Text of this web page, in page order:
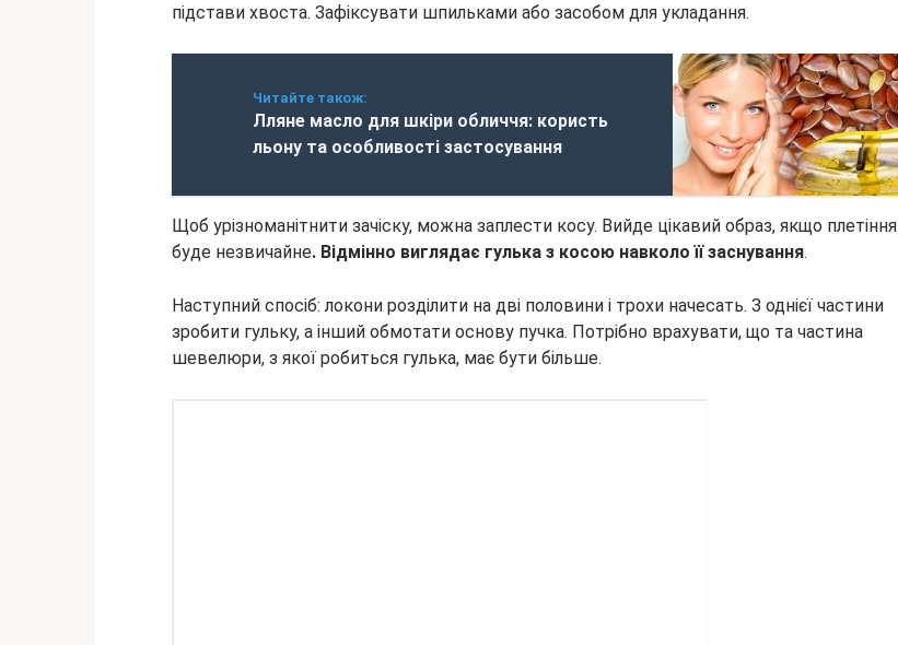
підстави хвоста. Зафіксувати шпильками або засобом для укладання.
Читайте також:
Лляне масло для шкіри обличчя: користь
льону та особливості застосування
Щоб урізноманітнити зачіску, можна заплести косу. Вийде цікавий образ, якщо плетіння
буде незвичайне. Відмінно виглядає гулька з косою навколо її заснування.
Наступний спосіб: локони розділити на дві половини і трохи начесать. З однієї частини
зробити гульку, а інший обмотати основу пучка. Потрібно врахувати, що та частина
шевелюри, з якої робиться гулька, має бути більше.